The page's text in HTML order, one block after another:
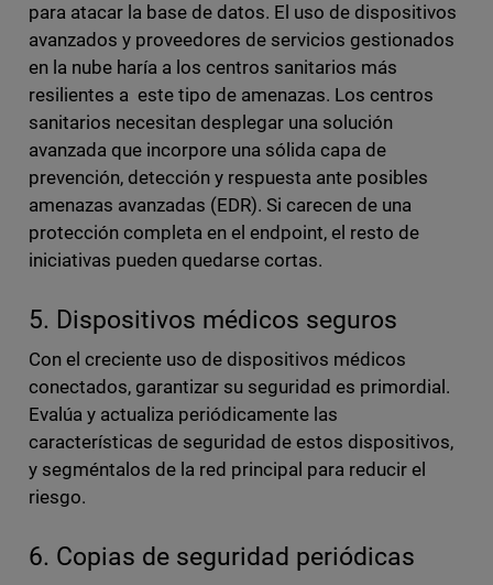
para atacar la base de datos. El uso de dispositivos
avanzados y proveedores de servicios gestionados
en la nube haría a los centros sanitarios más
resilientes a este tipo de amenazas. Los centros
sanitarios necesitan desplegar una solución
avanzada que incorpore una sólida capa de
prevención, detección y respuesta ante posibles
amenazas avanzadas (EDR). Si carecen de una
protección completa en el endpoint, el resto de
iniciativas pueden quedarse cortas.
5. Dispositivos médicos seguros
Con el creciente uso de dispositivos médicos
conectados, garantizar su seguridad es primordial.
Evalúa y actualiza periódicamente las
características de seguridad de estos dispositivos,
y segméntalos de la red principal para reducir el
riesgo.
6. Copias de seguridad periódicas